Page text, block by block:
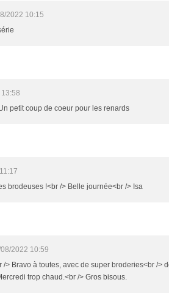
2022 10:15
petit coup de coeur pour les renards
brodeuses !<br /> Belle journée<br /> Isa
2022 10:59
/> Bravo à toutes, avec de super broderies<br />
trop chaud.<br /> Gros bisous.